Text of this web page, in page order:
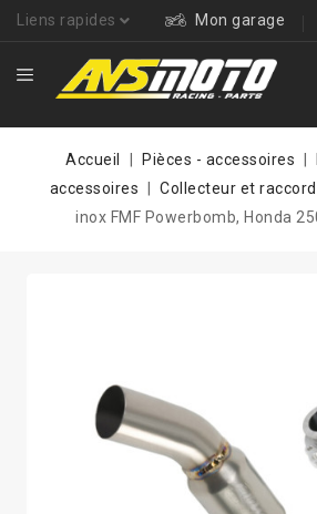
Liens rapides Mon garage
Accueil Pièces - accessoires
accessoires
Collecteur et raccord
inox FMF Powerbomb, Honda